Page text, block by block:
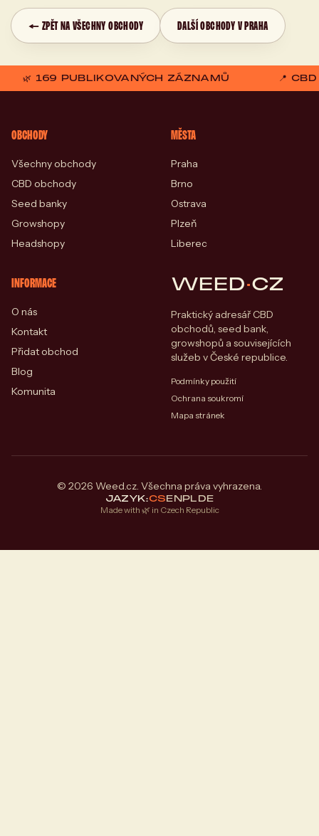
← ZPĚT NA VŠECHNY OBCHODY DALŠÍ OBCHODY V PRAHA
🌿 169 PUBLIKOVANÝCH ZÁZNAMŮ 📍
OBCHODY
Všechny obchody
CBD obchody
Seed banky
Growshopy
Headshopy
MĚSTA
Praha
Brno
Ostrava
Plzeň
Liberec
INFORMACE
O nás
Kontakt
Přidat obchod
Blog
Komunita
WEED·CZ
Praktický adresář CBD
obchodů, seed bank,
growshopů a souvisejících
služeb v České republice.
Podmínky použití
Ochrana soukromí
Mapa stránek
© 2026 Weed.cz. Všechna práva vyhrazena.
JAZYK:CSENPLDE
Made with 🌿 in Czech Republic